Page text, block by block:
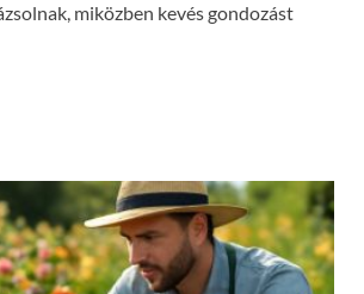
miközben kevés gondozást